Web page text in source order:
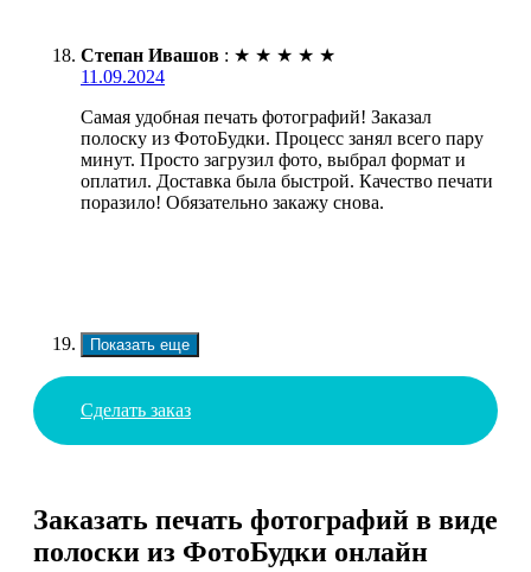
Степан Ивашов : ★ ★ ★ ★ ★
11.09.2024
Самая удобная печать фотографий! Заказал
полоску из ФотоБудки. Процесс занял всего пару
минут. Просто загрузил фото, выбрал формат и
оплатил. Доставка была быстрой. Качество печати
поразило! Обязательно закажу снова.
Показать еще
Сделать заказ
Заказать печать фотографий в виде
полоски из ФотоБудки онлайн